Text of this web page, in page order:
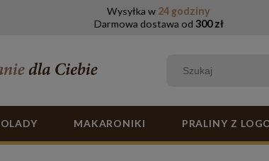
Wysyłka w 24 godziny
Darmowa dostawa od 300 zł
MAKARONIKI PRALINY Z